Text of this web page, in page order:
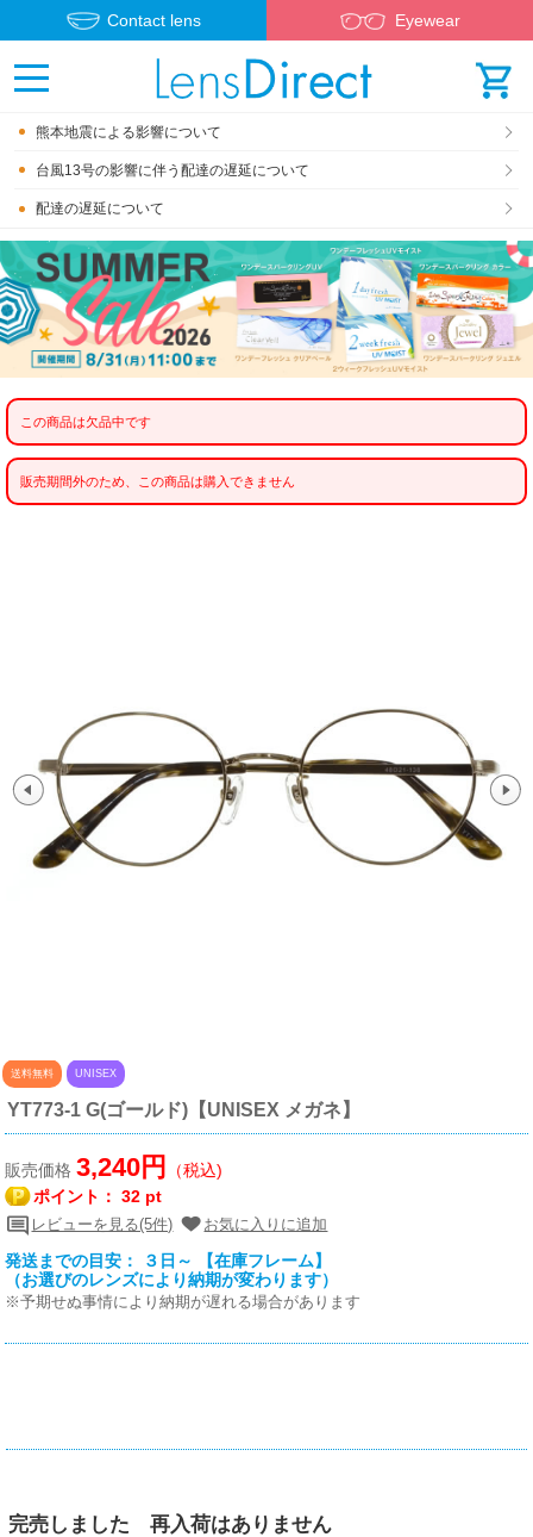
Contact lens Eyewear
熊本地震による影響について
台風13号の影響に伴う配達の遅延について
配達の遅延について
この商品は欠品中です
販売期間外のため、この商品は購入できません
送料無料 UNISEX
YT773-1 G(ゴールド)【UNISEX メガネ】
販売価格3,240円
（税込)
ポイント：32 pt
レビューを見る(5件) お気に入りに追加
発送までの目安： ３日～ 【在庫フレーム】
（お選びのレンズにより納期が変わります）
※予期せぬ事情により納期が遅れる場合があります
完売しました 再入荷はありません